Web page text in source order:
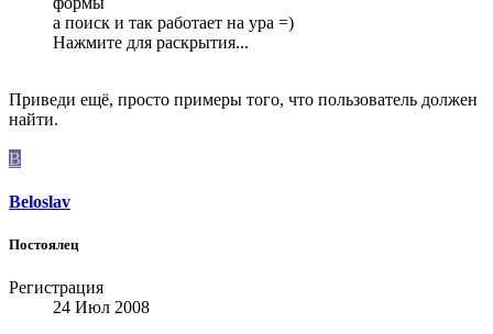
а поиск и так работает на ура =)
Нажмите для раскрытия...
Приведи ещё, просто примеры того, что пользователь должен
найти.
B
Beloslav
Постоялец
Регистрация
24 Июл 2008